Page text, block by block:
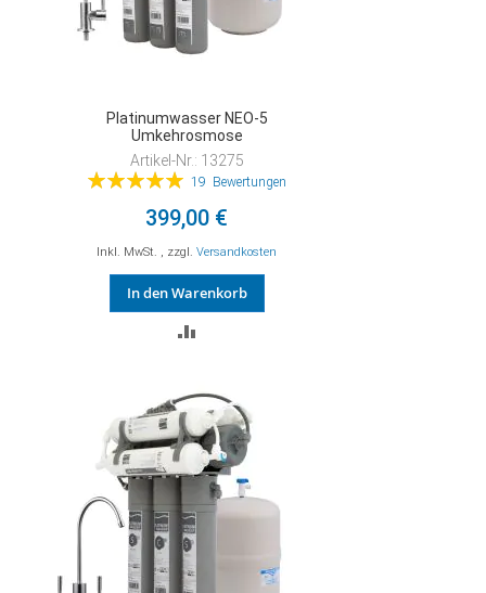
Platinumwasser NEO-5
Umkehrosmose
Artikel-Nr.: 13275
Bewertung:
19 Bewertungen
399,00 €
Inkl. MwSt. , zzgl.Versandkosten
In den Warenkorb
HINZUFÜGEN